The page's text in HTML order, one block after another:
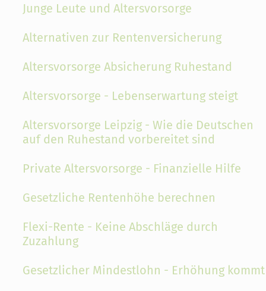
Junge Leute und Altersvorsorge
Alternativen zur Rentenversicherung
Altersvorsorge Absicherung Ruhestand
Altersvorsorge - Lebenserwartung steigt
Altersvorsorge Leipzig - Wie die Deutschen
auf den Ruhestand vorbereitet sind
Private Altersvorsorge - Finanzielle Hilfe
Gesetzliche Rentenhöhe berechnen
Flexi-Rente - Keine Abschläge durch
Zuzahlung
Gesetzlicher Mindestlohn - Erhöhung kommt